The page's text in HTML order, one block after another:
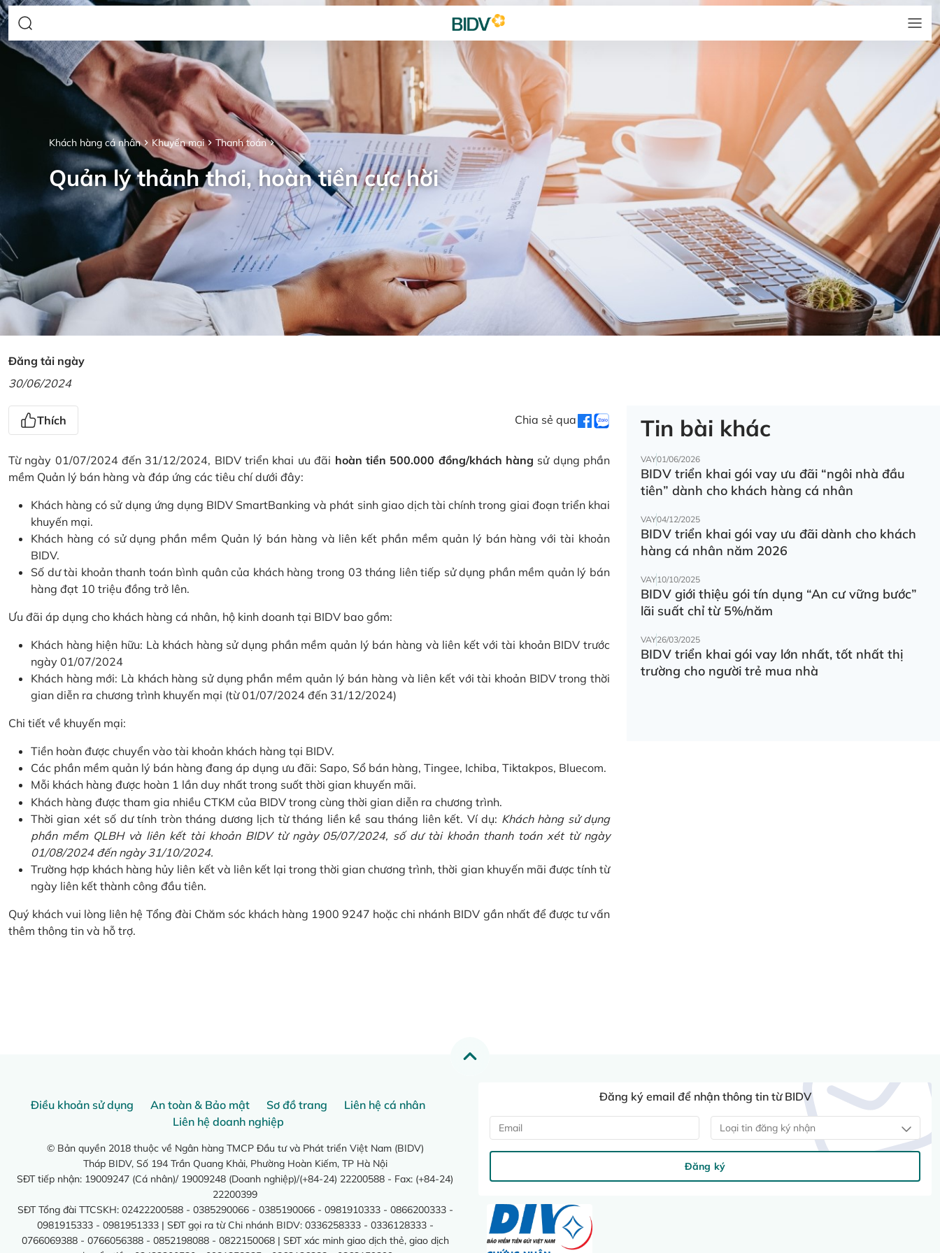
Khách hàng cá nhân Khuyến mại Thanh toán
Quản lý thảnh thơi, hoàn tiền cực hời
Đăng tải ngày
30/06/2024
Thích Chia sẻ qua
Từ ngày 01/07/2024 đến 31/12/2024, BIDV triển khai ưu đãi hoàn tiền 500.000 đồng/khách hàng sử dụng phần
mềm Quản lý bán hàng và đáp ứng các tiêu chí dưới đây:
Khách hàng có sử dụng ứng dụng BIDV SmartBanking và phát sinh giao dịch tài chính trong giai đoạn triển khai
khuyến mại.
Khách hàng có sử dụng phần mềm Quản lý bán hàng và liên kết phần mềm quản lý bán hàng với tài khoản
BIDV.
Số dư tài khoản thanh toán bình quân của khách hàng trong 03 tháng liên tiếp sử dụng phần mềm quản lý bán
hàng đạt 10 triệu đồng trở lên.
Ưu đãi áp dụng cho khách hàng cá nhân, hộ kinh doanh tại BIDV bao gồm:
Khách hàng hiện hữu: Là khách hàng sử dụng phần mềm quản lý bán hàng và liên kết với tài khoản BIDV trước
ngày 01/07/2024
Khách hàng mới: Là khách hàng sử dụng phần mềm quản lý bán hàng và liên kết với tài khoản BIDV trong thời
gian diễn ra chương trình khuyến mại (từ 01/07/2024 đến 31/12/2024)
Chi tiết về khuyến mại:
Tiền hoàn được chuyển vào tài khoản khách hàng tại BIDV.
Các phần mềm quản lý bán hàng đang áp dụng ưu đãi: Sapo, Sổ bán hàng, Tingee, Ichiba, Tiktakpos, Bluecom.
Mỗi khách hàng được hoàn 1 lần duy nhất trong suốt thời gian khuyến mãi.
Khách hàng được tham gia nhiều CTKM của BIDV trong cùng thời gian diễn ra chương trình.
Thời gian xét số dư tính tròn tháng dương lịch từ tháng liền kề sau tháng liên kết. Ví dụ: Khách hàng sử dụng
phần mềm QLBH và liên kết tài khoản BIDV từ ngày 05/07/2024, số dư tài khoản thanh toán xét từ ngày
01/08/2024 đến ngày 31/10/2024.
Trường hợp khách hàng hủy liên kết và liên kết lại trong thời gian chương trình, thời gian khuyến mãi được tính từ
ngày liên kết thành công đầu tiên.
Quý khách vui lòng liên hệ Tổng đài Chăm sóc khách hàng 1900 9247 hoặc chi nhánh BIDV gần nhất để được tư vấn
thêm thông tin và hỗ trợ.
Tin bài khác
VAY01/06/2026
BIDV triển khai gói vay ưu đãi “ngôi nhà đầu
tiên” dành cho khách hàng cá nhân
VAY04/12/2025
BIDV triển khai gói vay ưu đãi dành cho khách
hàng cá nhân năm 2026
VAY10/10/2025
BIDV giới thiệu gói tín dụng “An cư vững bước”
lãi suất chỉ từ 5%/năm
VAY26/03/2025
BIDV triển khai gói vay lớn nhất, tốt nhất thị
trường cho người trẻ mua nhà
Điều khoản sử dụng An toàn & Bảo mật Sơ đồ trang
Liên hệ cá nhân
Liên hệ doanh nghiệp
© Bản quyền 2018 thuộc về Ngân hàng TMCP Đầu tư và Phát triển Việt Nam (BIDV)
Tháp BIDV, Số 194 Trần Quang Khải, Phường Hoàn Kiếm, TP Hà Nội
SĐT tiếp nhận: 19009247 (Cá nhân)/ 19009248 (Doanh nghiệp)/(+84-24) 22200588 - Fax: (+84-24)
22200399
SĐT Tổng đài TTCSKH: 02422200588 - 0385290066 - 0385190066 - 0981910333 - 0866200333 -
0981915333 - 0981951333 | SĐT gọi ra từ Chi nhánh BIDV: 0336258333 - 0336128333 -
0766069388 - 0766056388 - 0852198088 - 0822150068 | SĐT xác minh giao dịch thẻ, giao dịch
Đăng ký email để nhận thông tin từ BIDV
Loại tin đăng ký nhận
Đăng ký